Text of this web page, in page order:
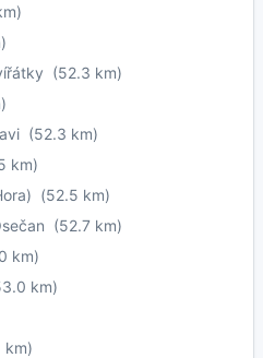
(52.3 km)
(52.3 km)
km)
(52.5 km)
(52.7 km)
km)
km)
km)